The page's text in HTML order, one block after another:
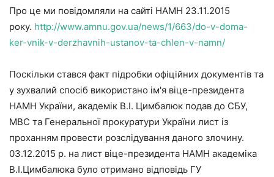
Про це ми повідомляли на сайті НАМН 23.11.2015
року. http://www.amnu.gov.ua/news/1/663/do-v-doma-
ker-vnik-v-derzhavnih-ustanov-ta-chlen-v-namn/
Поскільки стався факт підробки офіційних документів та
у зухвалий спосіб використано ім'я віце-президента
НАМН України, академік В.І. Цимбалюк подав до СБУ,
МВС та Генеральної прокуратури України лист із
проханням провести розслідування даного злочину.
03.12.2015 р. на лист віце-президента НАМН академіка
В.І.Цимбалюка було отримано відповідь ГУ